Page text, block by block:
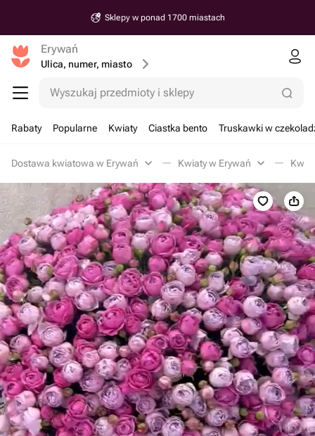
Sklepy w ponad 1700 miastach
Erywań
Ulica, numer, miasto
Wyszukaj przedmioty i sklepy
Rabaty Popularne Kwiaty Ciastka bento Truskawki w
Dostawa kwiatowa w Erywań Kwiaty w Erywań